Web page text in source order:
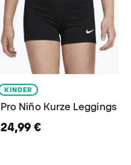
KINDER
Pro Niño Kurze Leggings
24,99 €